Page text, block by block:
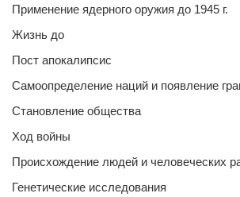
Применение ядерного оружия до 1945 г.
Жизнь до
Пост апокалипсис
Самоопределение наций и появление
Становление общества
Ход войны
Происхождение людей и человеческих
Генетические исследования